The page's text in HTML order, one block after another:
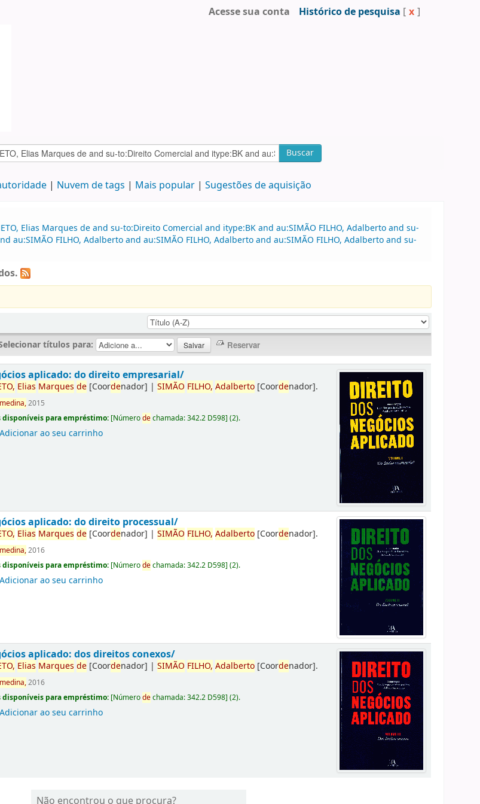
Acesse sua conta Histórico de pesquisa [ x ]
Buscar
Nuvem de tags Mais popular Sugestões de aquisição
Elias Marques de and su-to:Direito Comercial and itype:BK and au:SIMÃO FILHO, Adalberto and su-
au:SIMÃO FILHO, Adalberto and au:SIMÃO FILHO, Adalberto and au:SIMÃO FILHO, Adalberto and su-
títulos para:
aplicado: do direito empresarial/
Elias Marques de [Coordenador] |SIMÃO FILHO, Adalberto [Coordenador].
2015
disponíveis para empréstimo: [Númerodechamada:342.2 D598](2).
Adicionar ao seu carrinho
aplicado: do direito processual/
Elias Marques de [Coordenador] |SIMÃO FILHO, Adalberto [Coordenador].
2016
disponíveis para empréstimo: [Númerodechamada:342.2 D598](2).
Adicionar ao seu carrinho
aplicado: dos direitos conexos/
Elias Marques de [Coordenador] |SIMÃO FILHO, Adalberto [Coordenador].
2016
disponíveis para empréstimo: [Númerodechamada:342.2 D598](2).
Adicionar ao seu carrinho